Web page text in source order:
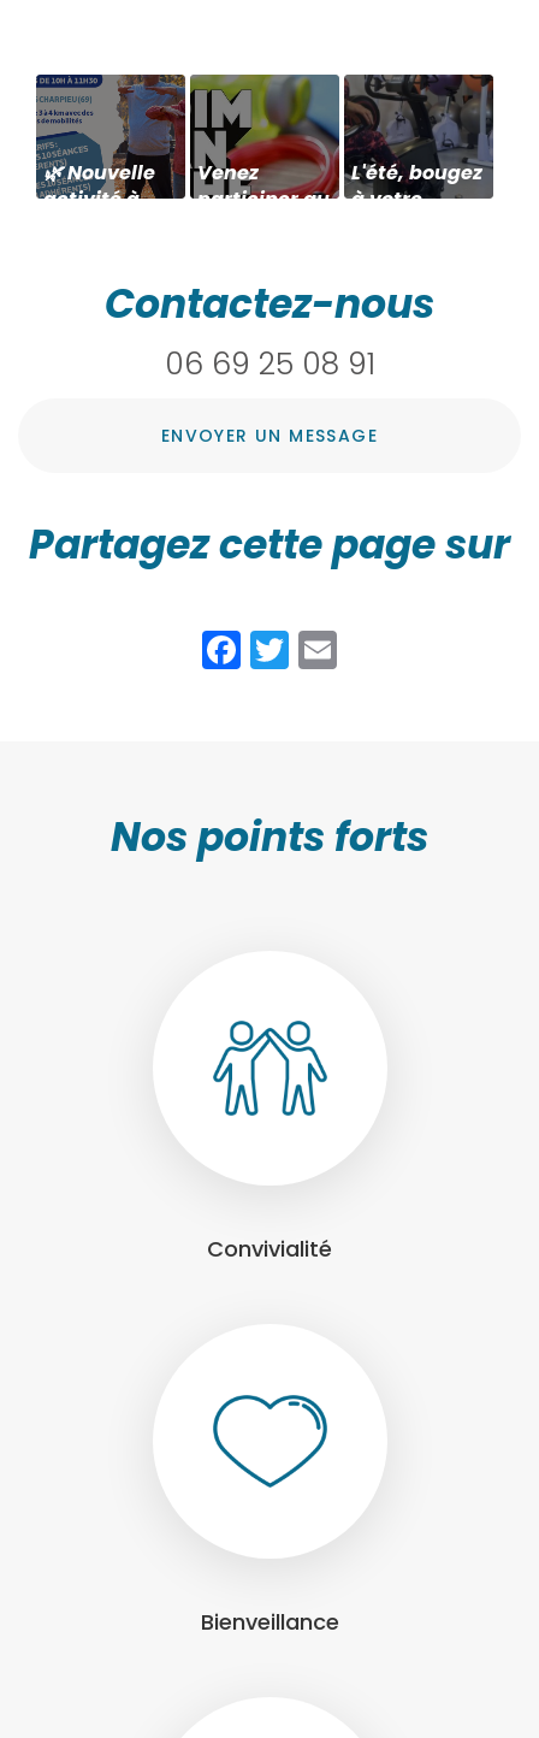
🌿 Nouvelle
activité à
Venez
participer au
14 Janvier
L'été, bougez
à votre
découvrir
ACTIVITÉSANTÉ
Contactez-nous
06 69 25 08 91
ENVOYER UN MESSAGE
Partagez cette page sur
Facebook
Twitter
Nos points forts
Convivialité
Bienveillance